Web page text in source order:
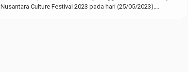
Nusantara Culture Festival 2023 pada hari (25/05/2023).